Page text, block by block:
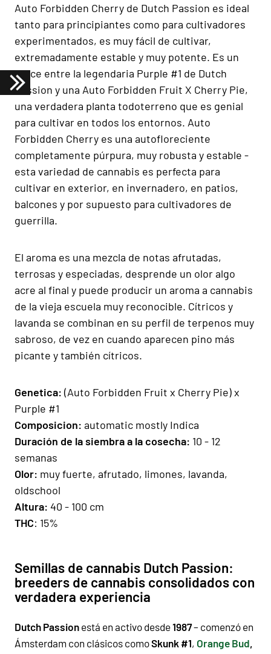
Auto Forbidden Cherry de Dutch Passion es ideal
tanto para principiantes como para cultivadores
experimentados, es muy fácil de cultivar,
extremadamente estable y muy potente. Es un
cruce entre la legendaria Purple #1 de Dutch
Passion y una Auto Forbidden Fruit X Cherry Pie,
una verdadera planta todoterreno que es genial
para cultivar en todos los entornos. Auto
Forbidden Cherry es una autofloreciente
completamente púrpura, muy robusta y estable -
esta variedad de cannabis es perfecta para
cultivar en exterior, en invernadero, en patios,
balcones y por supuesto para cultivadores de
guerrilla.
El aroma es una mezcla de notas afrutadas,
terrosas y especiadas, desprende un olor algo
acre al final y puede producir un aroma a cannabis
de la vieja escuela muy reconocible. Cítricos y
lavanda se combinan en su perfil de terpenos muy
sabroso, de vez en cuando aparecen pino más
picante y también cítricos.
Genetica: (Auto Forbidden Fruit x Cherry Pie) x
Purple #1
Composicion: automatic mostly Indica
Duración de la siembra a la cosecha: 10 - 12
semanas
Olor: muy fuerte, afrutado, limones, lavanda,
oldschool
Altura: 40 - 100 cm
THC: 15%
Semillas de cannabis Dutch Passion:
breeders de cannabis consolidados con
verdadera experiencia
Dutch Passion está en activo desde1987– comenzó en
Ámsterdam con clásicos comoSkunk #1, Orange Bud